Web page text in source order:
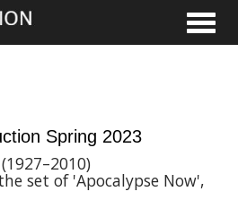
Spring 2023
(1927–2010)
set of 'Apocalypse Now',